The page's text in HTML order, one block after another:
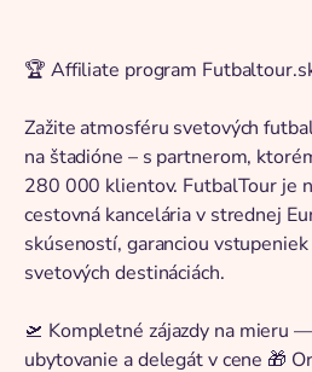
🏆 Affiliate program
Zažite atmosféru svetových
na štadióne – s partnerom,
280 000 klientov. FutbalTour je
cestovná kancelária v strednej
skúseností, garanciou
svetových destináciách.
🛫 Kompletné zájazdy na mieru
ubytovanie a delegát v cene 🎁